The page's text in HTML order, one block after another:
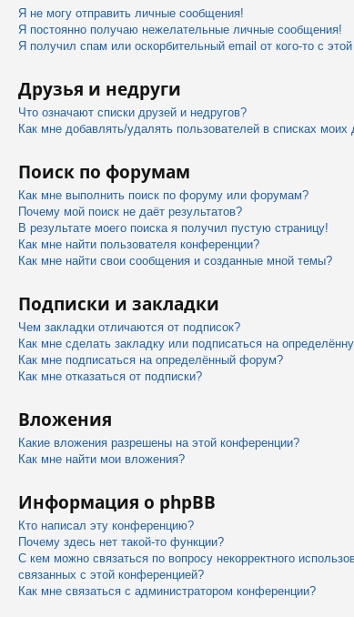
Я не могу отправить личные сообщения!
Я постоянно получаю нежелательные личные сообщения!
Я получил спам или оскорбительный email от кого-то с
Друзья и недруги
Что означают списки друзей и недругов?
Как мне добавлять/удалять пользователей в списках моих
Поиск по форумам
Как мне выполнить поиск по форуму или форумам?
Почему мой поиск не даёт результатов?
В результате моего поиска я получил пустую страницу!
Как мне найти пользователя конференции?
Как мне найти свои сообщения и созданные мной темы?
Подписки и закладки
Чем закладки отличаются от подписок?
Как мне сделать закладку или подписаться на
Как мне подписаться на определённый форум?
Как мне отказаться от подписки?
Вложения
Какие вложения разрешены на этой конференции?
Как мне найти мои вложения?
Информация о phpBB
Кто написал эту конференцию?
Почему здесь нет такой-то функции?
С кем можно связаться по вопросу некорректного
связанных с этой конференцией?
Как мне связаться с администратором конференции?